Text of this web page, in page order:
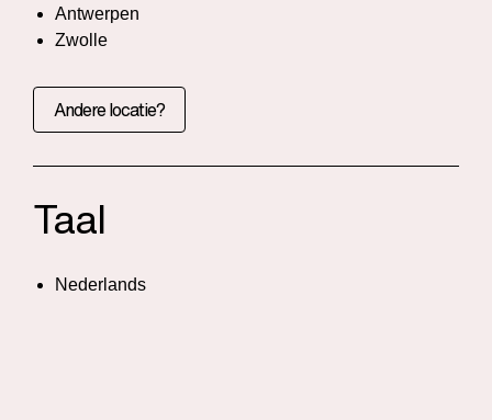
Antwerpen
Zwolle
Andere locatie?
Taal
Nederlands